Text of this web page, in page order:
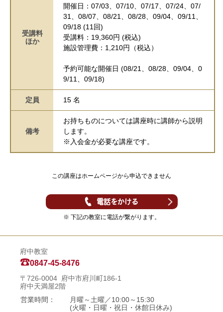
受講料
ほか
開催日：07/03、07/10、07/17、07/24、07/
31、08/07、08/21、08/28、09/04、09/11、
09/18 (11回)
受講料：19,360円 (税込)
施設管理費：1,210円（税込）
予約可能な開催日 (08/21、08/28、09/04、0
9/11、09/18)
定員 15 名
備考
お持ちものについては講座時に講師から説明
します。
※入会金が必要な講座です。
この講座はホームページから申込できません
電話をかける
※ 下記の教室に電話が繋がります。
府中教室
0847-45-8476
〒726-0004 府中市府川町186-1
府中天満屋2階
営業時間：
月曜～土曜／10:00～15:30
(火曜・日曜・祝日・休館日休み)